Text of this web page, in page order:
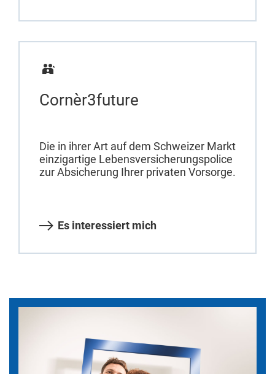
Cornèr3future
Die in ihrer Art auf dem Schweizer Markt
einzigartige Lebensversicherungspolice
zur Absicherung Ihrer privaten Vorsorge.
Es interessiert mich